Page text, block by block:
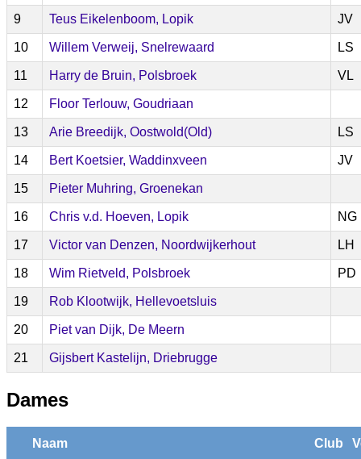
9 Teus Eikelenboom, Lopik JV
10 Willem Verweij, Snelrewaard LS
11 Harry de Bruin, Polsbroek VL
12 Floor Terlouw, Goudriaan
13 Arie Breedijk, Oostwold(Old) LS
14 Bert Koetsier, Waddinxveen JV
15 Pieter Muhring, Groenekan
16 Chris v.d. Hoeven, Lopik NG
17 Victor van Denzen, Noordwijkerhout LH
18 Wim Rietveld, Polsbroek PD
19 Rob Klootwijk, Hellevoetsluis
20 Piet van Dijk, De Meern
21 Gijsbert Kastelijn, Driebrugge
Dames
Naam Club